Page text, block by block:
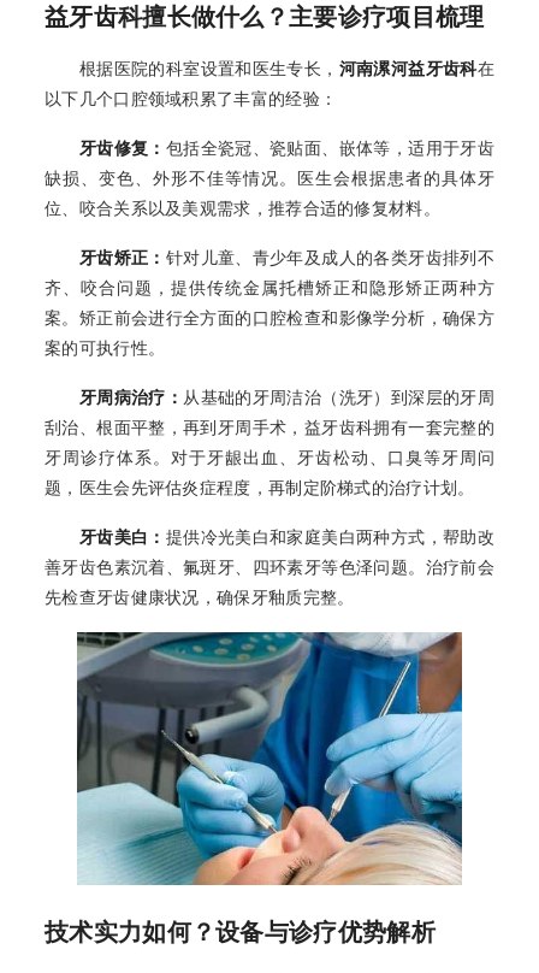
益牙齿科擅长做什么？主要诊疗项目梳理
根据医院的科室设置和医生专长， 河南漯河益牙齿科在
以下几个口腔领域积累了丰富的经验：
牙齿修复： 包括全瓷冠、瓷贴面、嵌体等，适用于牙齿
缺损、变色、外形不佳等情况。医生会根据患者的具体牙
位、咬合关系以及美观需求，推荐合适的修复材料。
牙齿矫正： 针对儿童、青少年及成人的各类牙齿排列不
齐、咬合问题，提供传统金属托槽矫正和隐形矫正两种方
案。矫正前会进行全方面的口腔检查和影像学分析，确保方
案的可执行性。
牙周病治疗： 从基础的牙周洁治（洗牙）到深层的牙周
刮治、根面平整，再到牙周手术，益牙齿科拥有一套完整的
牙周诊疗体系。对于牙龈出血、牙齿松动、口臭等牙周问
题，医生会先评估炎症程度，再制定阶梯式的治疗计划。
牙齿美白： 提供冷光美白和家庭美白两种方式，帮助改
善牙齿色素沉着、氟斑牙、四环素牙等色泽问题。治疗前会
先检查牙齿健康状况，确保牙釉质完整。
技术实力如何？设备与诊疗优势解析